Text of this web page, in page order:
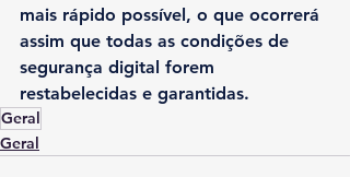
mais rápido possível, o que ocorrerá
assim que todas as condições de
segurança digital forem
restabelecidas e garantidas.
Geral
Geral